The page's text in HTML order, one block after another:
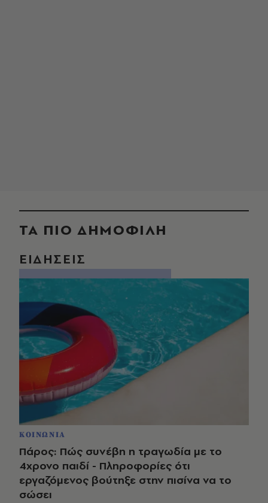
ΤΑ ΠΙΟ ΔΗΜΟΦΙΛΗ
ΕΙΔΗΣΕΙΣ
ΚΟΙΝΩΝΙΑ
Πάρος: Πώς συνέβη η τραγωδία με το
4χρονο παιδί - Πληροφορίες ότι
εργαζόμενος βούτηξε στην πισίνα να το
σώσει